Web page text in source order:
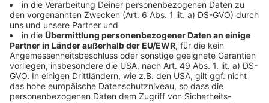
wichtiger Fortschritt in der Attraktivität des ÖPNV in
Stolberg. Natürlich streben wir in nächsten Schritten
gemeinsam auch die Ausstattung weiterer
Haltestellen im Stadtgebiet mit
Fahrgastinformationssystemen an."